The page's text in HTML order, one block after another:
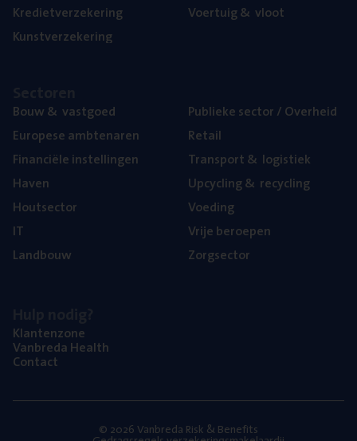
Kre­diet­ver­ze­ke­ring
Kunst­ver­ze­ke­ring
Voer­tuig& vloot
Bouw& vastgoed
Euro­pe­se ambtenaren
Finan­ci­ë­le instellingen
Haven
Hout­sec­tor
IT
Land­bouw
Publie­ke sec­tor / Overheid
Retail
Trans­port& logistiek
Upcy­cling& recycling
Voe­ding
Vrije beroe­pen
Zorg­sec­tor
Klan­ten­zo­ne
Van­b­re­da Health
Con­tact
© 2026 Vanbreda Risk & Benefits